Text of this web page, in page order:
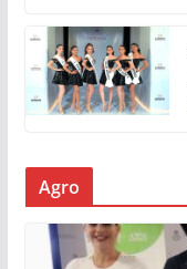
Agro